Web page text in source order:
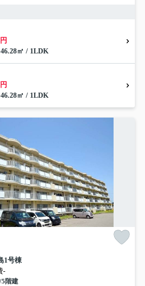
㎡ / 1LDK
㎡ / 1LDK
1号棟
-
5階建